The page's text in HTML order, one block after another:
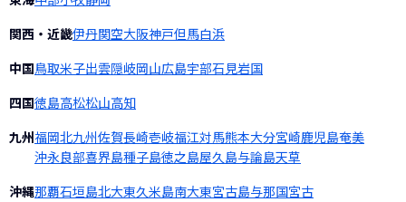
関西・近畿伊丹関空大阪神戸但馬白浜
中国鳥取米子出雲隠岐岡山広島宇部石見岩国
四国徳島高松松山高知
九州福岡北九州佐賀長崎壱岐福江対馬熊本大分宮崎鹿児島奄美
沖永良部喜界島種子島徳之島屋久島与論島天草
沖縄那覇石垣島北大東久米島南大東宮古島与那国宮古